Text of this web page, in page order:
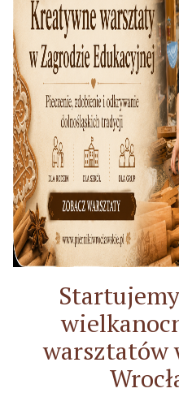
warsztatów